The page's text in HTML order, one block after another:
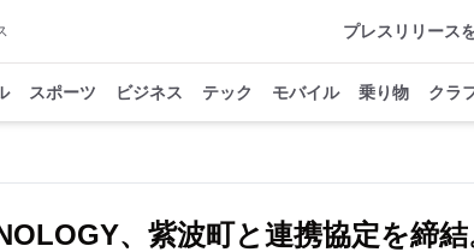
プレスリリース
スポーツ ビジネス テック モバイル 乗り物 クラ
、紫波町と連携協定を締